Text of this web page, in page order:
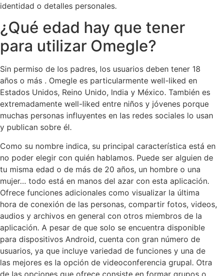
identidad o detalles personales.
¿Qué edad hay que tener
para utilizar Omegle?
Sin permiso de los padres, los usuarios deben tener 18
años o más . Omegle es particularmente well-liked en
Estados Unidos, Reino Unido, India y México. También es
extremadamente well-liked entre niños y jóvenes porque
muchas personas influyentes en las redes sociales lo usan
y publican sobre él.
Como su nombre indica, su principal característica está en
no poder elegir con quién hablamos. Puede ser alguien de
tu misma edad o de más de 20 años, un hombre o una
mujer… todo está en manos del azar con esta aplicación.
Ofrece funciones adicionales como visualizar la última
hora de conexión de las personas, compartir fotos, videos,
audios y archivos en general con otros miembros de la
aplicación. A pesar de que solo se encuentra disponible
para dispositivos Android, cuenta con gran número de
usuarios, ya que incluye variedad de funciones y una de
las mejores es la opción de videoconferencia grupal. Otra
de las opciones que ofrece consiste en formar grupos o